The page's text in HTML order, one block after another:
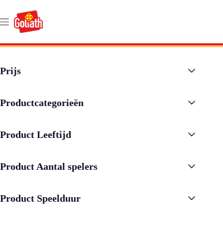
de
inhoud
Prijs
Productcategorieën
Product Leeftijd
Product Aantal spelers
Product Speelduur